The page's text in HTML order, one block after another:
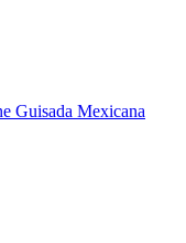
Guisada Mexicana